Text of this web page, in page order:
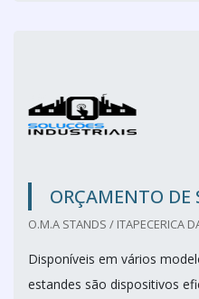
ORÇAMENTO DE
O.M.A STANDS / ITAPECERICA
Disponíveis em vários
estandes são dispositivos